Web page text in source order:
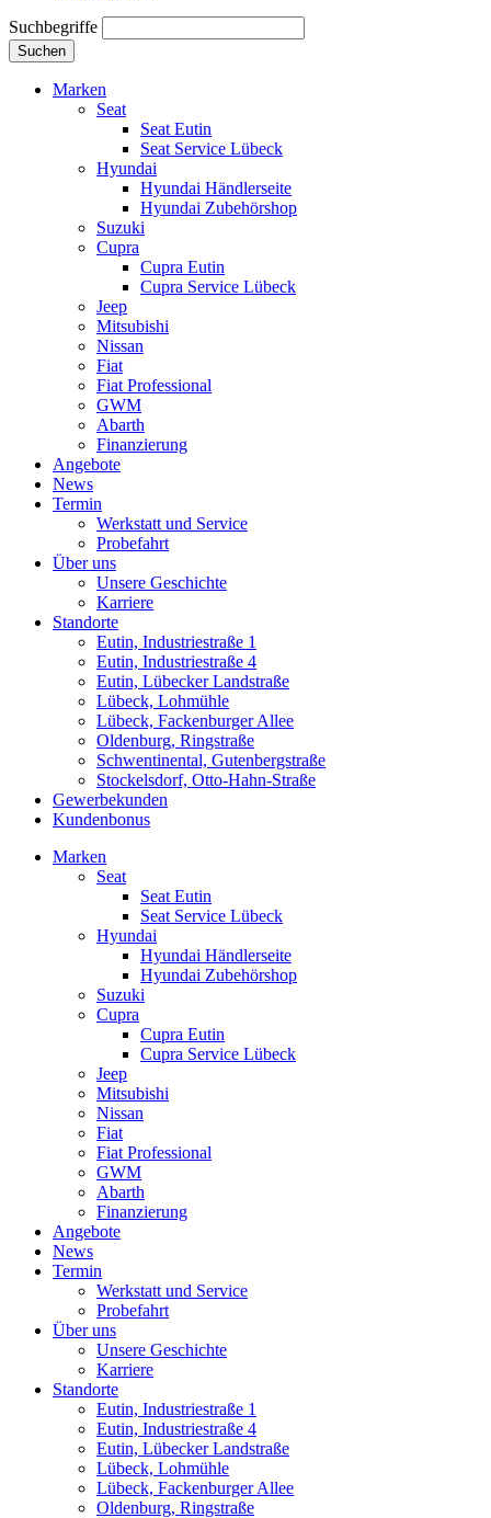
Suchbegriffe
Suchen
Marken
Seat
Seat Eutin
Seat Service Lübeck
Hyundai
Hyundai Händlerseite
Hyundai Zubehörshop
Suzuki
Cupra
Cupra Eutin
Cupra Service Lübeck
Jeep
Mitsubishi
Nissan
Fiat
Fiat Professional
GWM
Abarth
Finanzierung
Angebote
News
Termin
Werkstatt und Service
Probefahrt
Über uns
Unsere Geschichte
Karriere
Standorte
Eutin, Industriestraße 1
Eutin, Industriestraße 4
Eutin, Lübecker Landstraße
Lübeck, Lohmühle
Lübeck, Fackenburger Allee
Oldenburg, Ringstraße
Schwentinental, Gutenbergstraße
Stockelsdorf, Otto-Hahn-Straße
Gewerbekunden
Kundenbonus
Marken
Seat
Seat Eutin
Seat Service Lübeck
Hyundai
Hyundai Händlerseite
Hyundai Zubehörshop
Suzuki
Cupra
Cupra Eutin
Cupra Service Lübeck
Jeep
Mitsubishi
Nissan
Fiat
Fiat Professional
GWM
Abarth
Finanzierung
Angebote
News
Termin
Werkstatt und Service
Probefahrt
Über uns
Unsere Geschichte
Karriere
Standorte
Eutin, Industriestraße 1
Eutin, Industriestraße 4
Eutin, Lübecker Landstraße
Lübeck, Lohmühle
Lübeck, Fackenburger Allee
Oldenburg, Ringstraße